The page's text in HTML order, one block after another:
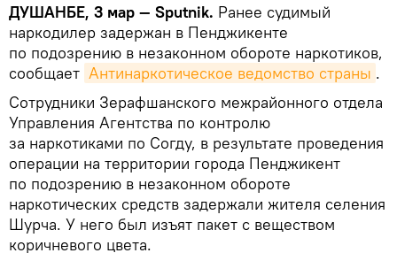
ДУШАНБЕ, 3 мар — Sputnik. Ранее судимый
наркодилер задержан в Пенджикенте
по подозрению в незаконном обороте наркотиков,
сообщает Антинаркотическое ведомство страны .
Сотрудники Зерафшанского межрайонного отдела
Управления Агентства по контролю
за наркотиками по Согду, в результате проведения
операции на территории города Пенджикент
по подозрению в незаконном обороте
наркотических средств задержали жителя селения
Шурча. У него был изъят пакет с веществом
коричневого цвета.